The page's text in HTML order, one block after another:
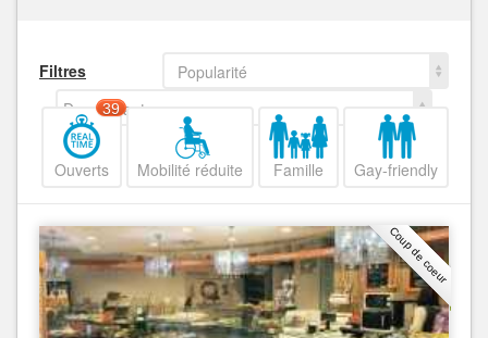
Filtres
Popularité
Decroissant
Ouverts
39
Mobilité réduite Famille Gay-friendly
Coup de coeur